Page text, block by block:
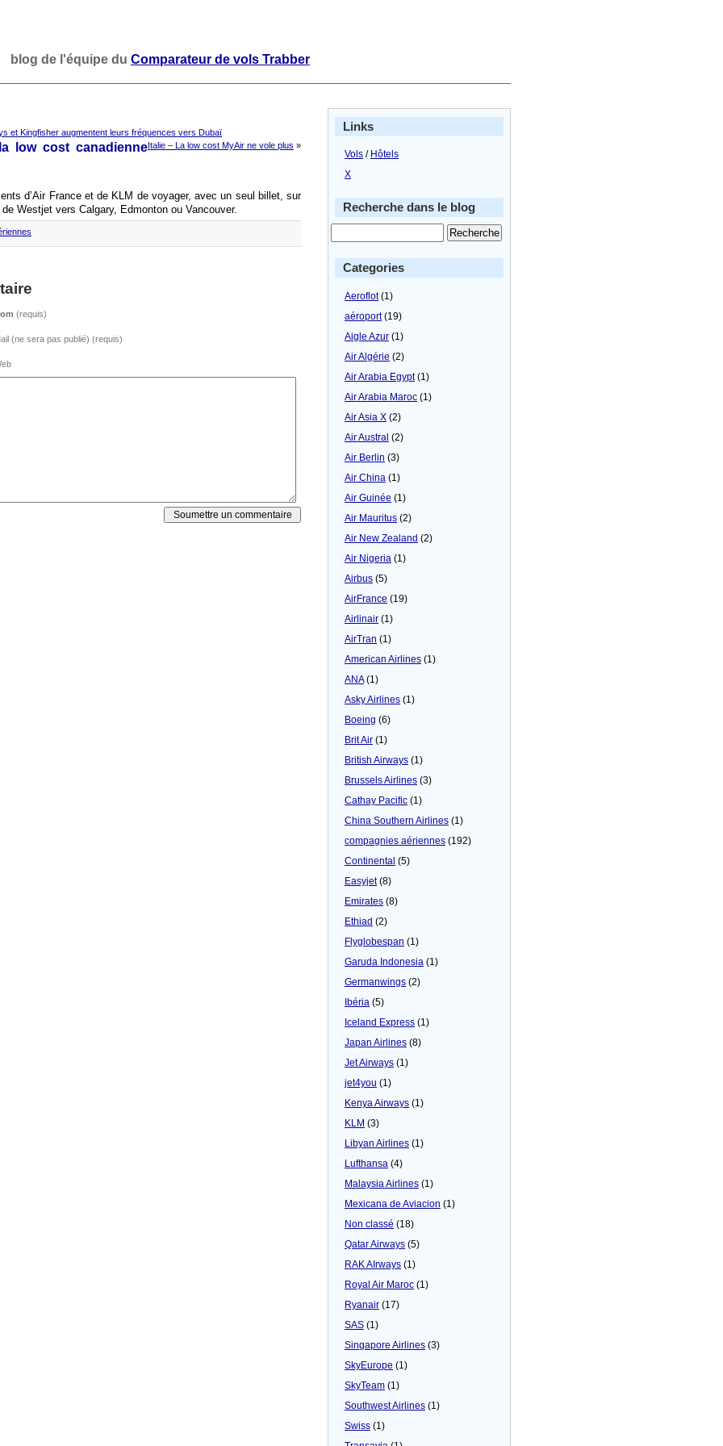
blog de l'équipe du Comparateur de vols Trabber
et Kingfisher augmentent leurs fréquences vers Dubaï
Italie – La low cost MyAir ne vole plus »
low cost canadienne
d’Air France et de KLM de voyager, avec un seul billet, sur
Westjet vers Calgary, Edmonton ou Vancouver.
(requis)
(ne sera pas publié) (requis)
Links
Vols / Hôtels
X
Recherche dans le blog
Categories
Aeroflot(1)
aéroport(19)
Aigle Azur (1)
Air Algérie (2)
Air Arabia Egypt(1)
Air Arabia Maroc (1)
Air Asia X (2)
Air Austral (2)
Air Berlin (3)
Air China (1)
Air Guinée (1)
Air Mauritus (2)
Air New Zealand (2)
Air Nigeria (1)
Airbus (5)
AirFrance (19)
Airlinair (1)
AirTran (1)
American Airlines (1)
ANA(1)
Asky Airlines (1)
Boeing (6)
Brit Air (1)
British Airways (1)
Brussels Airlines (3)
Cathay Pacific (1)
China Southern Airlines (1)
compagnies aériennes (192)
Continental (5)
Easyjet(8)
Emirates (8)
Ethiad (2)
Flyglobespan (1)
Garuda Indonesia (1)
Germanwings (2)
Ibéria (5)
Iceland Express (1)
Japan Airlines (8)
Jet Airways (1)
jet4you (1)
Kenya Airways (1)
KLM (3)
Libyan Airlines (1)
Lufthansa (4)
Malaysia Airlines (1)
Mexicana de Aviacion (1)
Non classé (18)
Qatar Airways (5)
RAK AIrways (1)
Royal Air Maroc (1)
Ryanair (17)
SAS (1)
Singapore Airlines (3)
SkyEurope (1)
SkyTeam (1)
Southwest Airlines (1)
Swiss (1)